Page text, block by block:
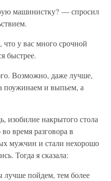
машинистку? — спросил
у вас много срочной
быстрее.
Возможно, даже лучше,
поужинаем и выпьем, а
изобилие накрытого стола
время разговора в
мужчин и стали нехорошо
Тогда я сказала:
пойдем, тем более